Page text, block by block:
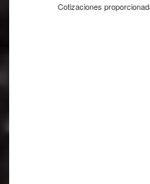
Cotizaciones